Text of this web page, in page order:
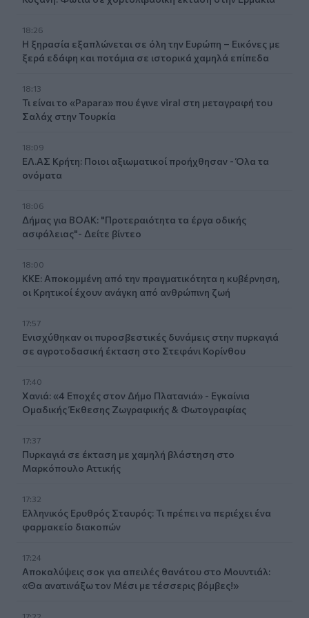
18:26
Η ξηρασία εξαπλώνεται σε όλη την Ευρώπη – Εικόνες με
ξερά εδάφη και ποτάμια σε ιστορικά χαμηλά επίπεδα
18:13
Τι είναι το «Papara» που έγινε viral στη μεταγραφή του
Σαλάχ στην Τουρκία
18:09
ΕΛ.ΑΣ Κρήτη: Ποιοι αξιωματικοί προήχθησαν - Όλα τα
ονόματα
18:06
Δήμας για ΒΟΑΚ: "Προτεραιότητα τα έργα οδικής
ασφάλειας"- Δείτε βίντεο
18:00
ΚΚΕ: Αποκομμένη από την πραγματικότητα η κυβέρνηση,
οι Κρητικοί έχουν ανάγκη από ανθρώπινη ζωή
17:57
Ενισχύθηκαν οι πυροσβεστικές δυνάμεις στην πυρκαγιά
σε αγροτοδασική έκταση στο Στεφάνι Κορίνθου
17:40
Χανιά: «4 Εποχές στον Δήμο Πλατανιά» - Εγκαίνια
Ομαδικής Έκθεσης Ζωγραφικής & Φωτογραφίας
17:37
Πυρκαγιά σε έκταση με χαμηλή βλάστηση στο
Μαρκόπουλο Αττικής
17:32
Ελληνικός Ερυθρός Σταυρός: Τι πρέπει να περιέχει ένα
φαρμακείο διακοπών
17:24
Aποκαλύψεις σοκ για απειλές θανάτου στο Μουντιάλ:
«Θα ανατινάξω τον Μέσι με τέσσερις βόμβες!»
17:22